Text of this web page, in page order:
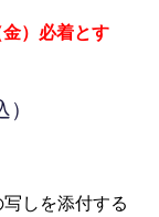
）必着とす
しを添付する